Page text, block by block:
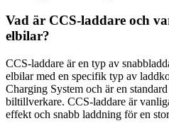
Vad är CCS-laddare och
elbilar?
CCS-laddare är en typ av
elbilar med en specifik typ av
Charging System och är en
biltillverkare. CCS-laddare är
effekt och snabb laddning för en